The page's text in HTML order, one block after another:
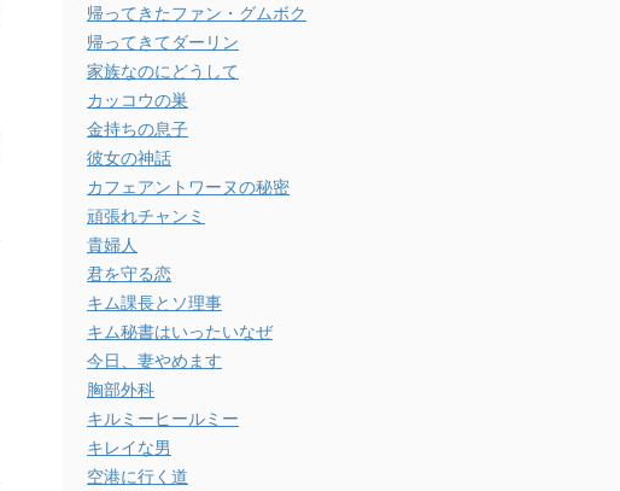
帰ってきたファン・グムボク
帰ってきてダーリン
家族なのにどうして
カッコウの巣
金持ちの息子
彼女の神話
カフェアントワーヌの秘密
頑張れチャンミ
貴婦人
君を守る恋
キム課長とソ理事
キム秘書はいったいなぜ
今日、妻やめます
胸部外科
キルミーヒールミー
キレイな男
空港に行く道